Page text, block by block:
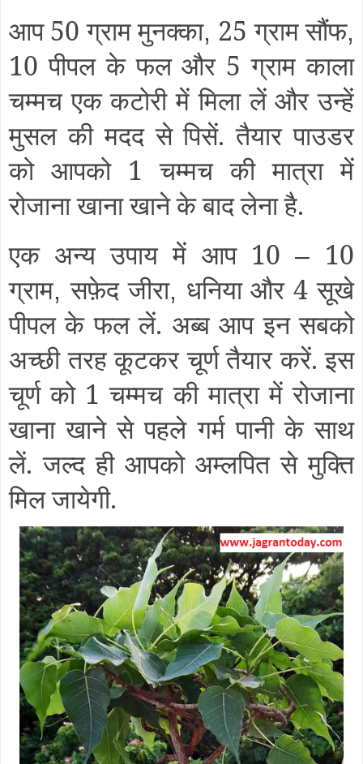
आप 50 ग्राम मुनक्का, 25 ग्राम सौंफ,
10 पीपल के फल और 5 ग्राम काला
चम्मच एक कटोरी में मिला लें और उन्हें
मुसल की मदद से पिसें. तैयार पाउडर
को आपको 1 चम्मच की मात्रा में
रोजाना खाना खाने के बाद लेना है.
एक अन्य उपाय में आप 10 – 10
ग्राम,सफ़ेद जीरा, धनिया और 4 सूखे
पीपल के फल लें. अब्ब आप इन सबको
अच्छी तरह कूटकर चूर्ण तैयार करें. इस
चूर्ण को 1 चम्मच की मात्रा में रोजाना
खाना खाने से पहले गर्म पानी के साथ
लें. जल्द ही आपको अम्लपित से मुक्ति
मिल जायेगी.